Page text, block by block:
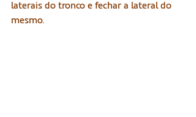
laterais do tronco e fechar a lateral do
mesmo.